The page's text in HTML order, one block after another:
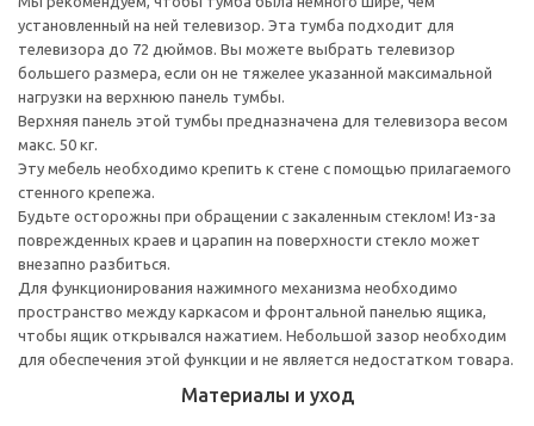
установленный на ней телевизор. Эта тумба подходит для
телевизора до 72 дюймов. Вы можете выбрать телевизор
большего размера, если он не тяжелее указанной максимальной
нагрузки на верхнюю панель тумбы.
Верхняя панель этой тумбы предназначена для телевизора весом
макс. 50 кг.
Эту мебель необходимо крепить к стене с помощью прилагаемого
стенного крепежа.
Будьте осторожны при обращении с закаленным стеклом! Из-за
поврежденных краев и царапин на поверхности стекло может
внезапно разбиться.
Для функционирования нажимного механизма необходимо
пространство между каркасом и фронтальной панелью ящика,
чтобы ящик открывался нажатием. Небольшой зазор необходим
для обеспечения этой функции и не является недостатком товара.
Материалы и уход